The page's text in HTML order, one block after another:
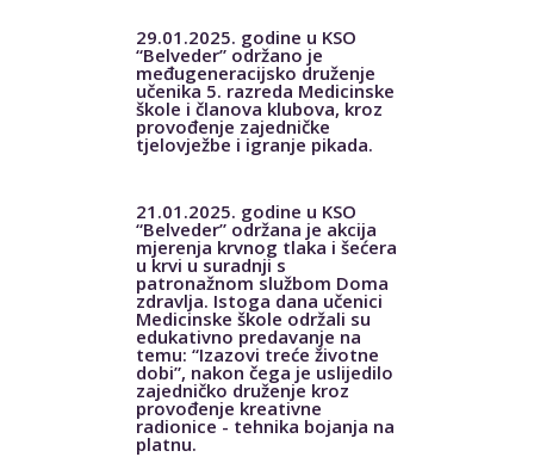
29.01.2025. godine u KSO
“Belveder” održano je
međugeneracijsko druženje
učenika 5. razreda Medicinske
škole i članova klubova, kroz
provođenje zajedničke
tjelovježbe i igranje pikada.
21.01.2025. godine u KSO
“Belveder” održana je akcija
mjerenja krvnog tlaka i šećera
u krvi u suradnji s
patronažnom službom Doma
zdravlja. Istoga dana učenici
Medicinske škole održali su
edukativno predavanje na
temu: “Izazovi treće životne
dobi”, nakon čega je uslijedilo
zajedničko druženje kroz
provođenje kreativne
radionice - tehnika bojanja na
platnu.